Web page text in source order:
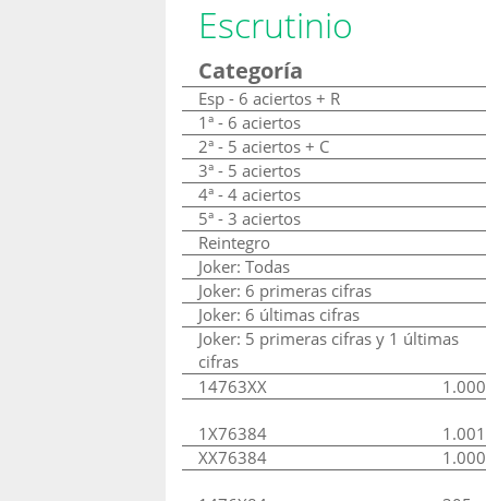
Escrutinio
Categoría
Esp - 6 aciertos + R
1ª - 6 aciertos
2ª - 5 aciertos + C
3ª - 5 aciertos
4ª - 4 aciertos
5ª - 3 aciertos
Reintegro
Joker: Todas
Joker: 6 primeras cifras
Joker: 6 últimas cifras
Joker: 5 primeras cifras y 1 últimas
cifras
14763XX
1.000
1X76384
1.001
XX76384
1.000